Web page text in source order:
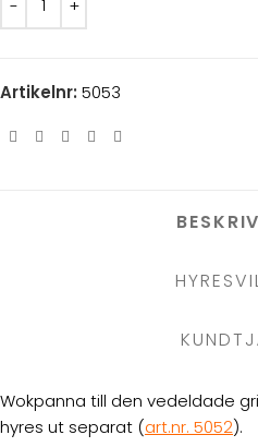
Artikelnr: 5053
Wokpanna till den vedeldade
hyres ut separat (art.nr. 5052).